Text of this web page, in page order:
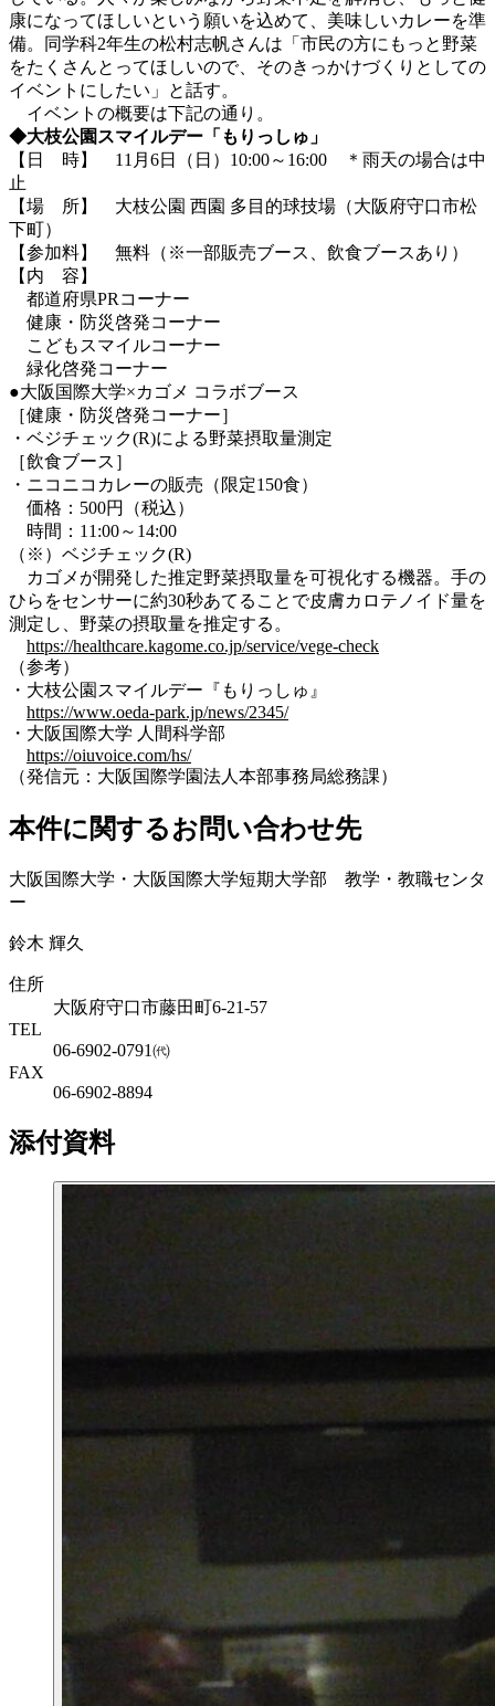
康になってほしいという願いを込めて、美味しいカレーを準
備。同学科2年生の松村志帆さんは「市民の方にもっと野菜
をたくさんとってほしいので、そのきっかけづくりとしての
イベントにしたい」と話す。
イベントの概要は下記の通り。
◆大枝公園スマイルデー「もりっしゅ」
【日 時】 11月6日（日）10:00～16:00 ＊雨天の場合は中
止
【場 所】 大枝公園 西園 多目的球技場（大阪府守口市松
下町）
【参加料】 無料（※一部販売ブース、飲食ブースあり）
【内 容】
都道府県PRコーナー
健康・防災啓発コーナー
こどもスマイルコーナー
緑化啓発コーナー
●大阪国際大学×カゴメ コラボブース
［健康・防災啓発コーナー］
・ベジチェック(R)による野菜摂取量測定
［飲食ブース］
・ニコニコカレーの販売（限定150食）
価格：500円（税込）
時間：11:00～14:00
（※）ベジチェック(R)
カゴメが開発した推定野菜摂取量を可視化する機器。手の
ひらをセンサーに約30秒あてることで皮膚カロテノイド量を
測定し、野菜の摂取量を推定する。
https://healthcare.kagome.co.jp/service/vege-check
（参考）
・大枝公園スマイルデー『もりっしゅ』
https://www.oeda-park.jp/news/2345/
・大阪国際大学 人間科学部
https://oiuvoice.com/hs/
（発信元：大阪国際学園法人本部事務局総務課）
本件に関するお問い合わせ先
大阪国際大学・大阪国際大学短期大学部 教学・教職センタ
ー
鈴木 輝久
住所
大阪府守口市藤田町6-21-57
TEL
06-6902-0791㈹
FAX
06-6902-8894
添付資料